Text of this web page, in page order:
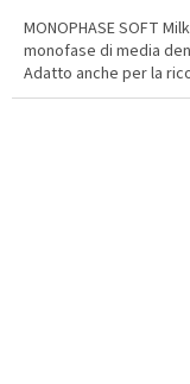
MONOPHASE SOFT
monofase di media
Adatto anche per la